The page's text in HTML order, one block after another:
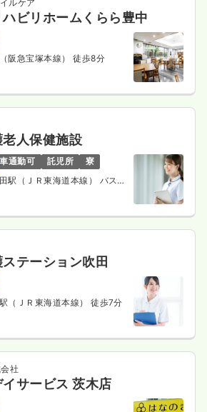
ルケア
ビリホームくらら豊中
阪急宝塚本線） 徒歩8分
人保健施設
車通勤可 託児所
寮
駅（ＪＲ東海道本線） バス
テーション吹田
（ＪＲ東海道本線） 徒歩7分
社
サービス 茨木店